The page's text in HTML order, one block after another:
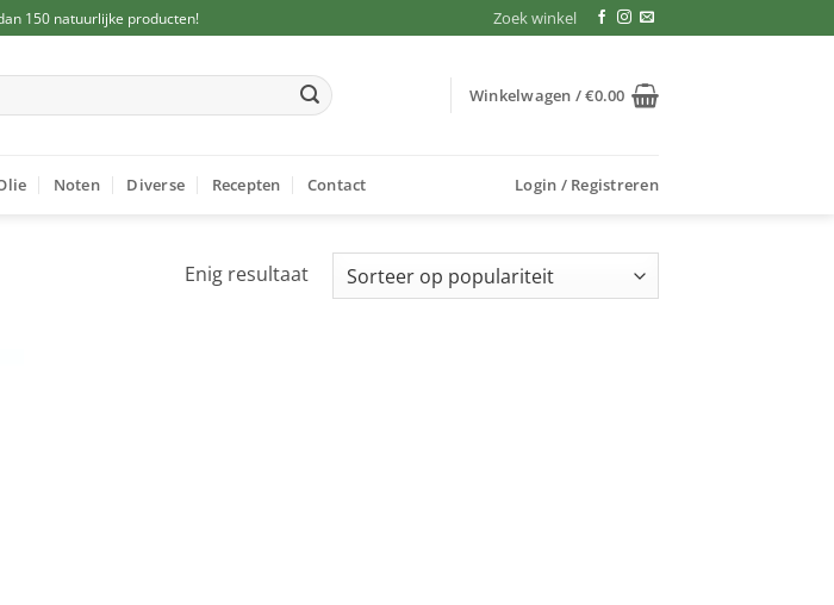
150 natuurlijke producten! Zoek winkel
Winkelwagen /€0.00
Noten Diverse Recepten Contact Login / Registreren
Enig resultaat